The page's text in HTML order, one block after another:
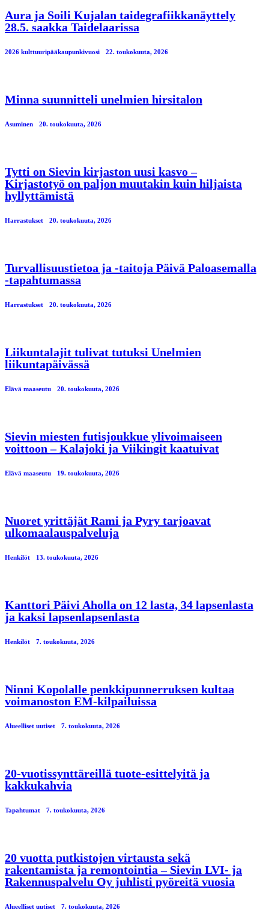
Aura ja Soili Kujalan taidegrafiikkanäyttely
28.5. saakka Taidelaarissa
2026 kulttuuripääkaupunkivuosi 22. toukokuuta, 2026
Minna suunnitteli unelmien hirsitalon
Asuminen 20. toukokuuta, 2026
Tytti on Sievin kirjaston uusi kasvo –
Kirjastotyö on paljon muutakin kuin hiljaista
hyllyttämistä
Harrastukset 20. toukokuuta, 2026
Turvallisuustietoa ja -taitoja Päivä Paloasemalla
-tapahtumassa
Harrastukset 20. toukokuuta, 2026
Liikuntalajit tulivat tutuksi Unelmien
liikuntapäivässä
Elävä maaseutu 20. toukokuuta, 2026
Sievin miesten futisjoukkue ylivoimaiseen
voittoon – Kalajoki ja Viikingit kaatuivat
Elävä maaseutu 19. toukokuuta, 2026
Nuoret yrittäjät Rami ja Pyry tarjoavat
ulkomaalauspalveluja
Henkilöt 13. toukokuuta, 2026
Kanttori Päivi Aholla on 12 lasta, 34 lapsenlasta
ja kaksi lapsenlapsenlasta
Henkilöt 7. toukokuuta, 2026
Ninni Kopolalle penkkipunnerruksen kultaa
voimanoston EM-kilpailuissa
Alueelliset uutiset 7. toukokuuta, 2026
20-vuotissynttäreillä tuote-esittelyitä ja
kakkukahvia
Tapahtumat 7. toukokuuta, 2026
20 vuotta putkistojen virtausta sekä
rakentamista ja remontointia – Sievin LVI- ja
Rakennuspalvelu Oy juhlisti pyöreitä vuosia
Alueelliset uutiset 7. toukokuuta, 2026